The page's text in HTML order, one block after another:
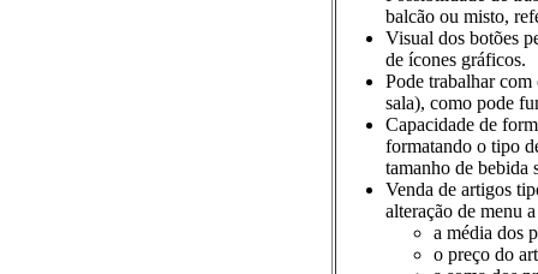
balcão ou misto,
Visual dos botões
de ícones gráficos.
Pode trabalhar
sala), como pode
Capacidade de
formatando o tipo
tamanho de bebida
Venda de artigos
alteração de menu
a média dos
o preço do